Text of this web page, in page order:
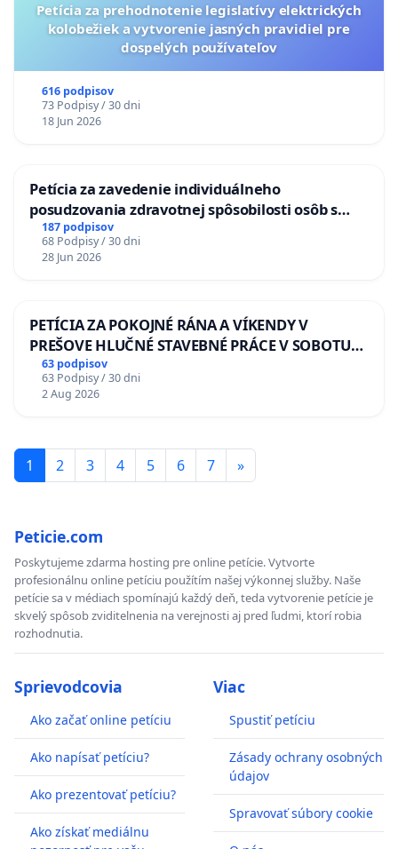
Petícia za prehodnotenie legislatívy elektrických
kolobežiek a vytvorenie jasných pravidiel pre
dospelých používateľov
616 podpisov
73 Podpisy / 30 dni
18 Jun 2026
Petícia za zavedenie individuálneho
posudzovania zdravotnej spôsobilosti osôb s
diabetom 1. a 2. typu pri prijímaní do
Policajného zboru SR
187 podpisov
68 Podpisy / 30 dni
28 Jun 2026
PETÍCIA ZA POKOJNÉ RÁNA A VÍKENDY V
PREŠOVE HLUČNÉ STAVEBNÉ PRÁCE V SOBOTU
LEN OD 9.00 DO 13.00 HOD., CEZ PRACOVNÝ
TÝŽDEŇ CIEĽ 8.00 – 18.00 HOD. A PRAVIDELNÁ
KONTROLA STAVBY C-AREA NA
63 podpisov
63 Podpisy / 30 dni
2 Aug 2026
1 2 3 4 5 6 7 »
Peticie.com
Poskytujeme zdarma hosting pre online petície. Vytvorte
profesionálnu online petíciu použítím našej výkonnej služby. Naše
petície sa v médiach spomínajú každý deň, teda vytvorenie petície je
skvelý spôsob zviditelnenia na verejnosti aj pred ľudmi, ktorí robia
rozhodnutia.
Sprievodcovia
Ako začať online petíciu
Ako napísať petíciu?
Ako prezentovať petíciu?
Ako získať mediálnu
Viac
Spustiť petíciu
Zásady ochrany osobných
údajov
Spravovať súbory cookie